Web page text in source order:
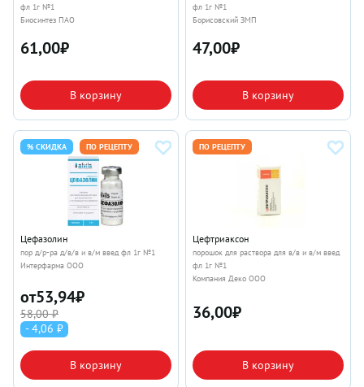
фл 1г №1
Биосинтез ПАО
61,00₽
В корзину
фл 1г №1
Борисовский ЗМП
47,00₽
В корзину
% СКИДКА ПО РЕЦЕПТУ
Цефазолин
пор д/р-ра д/в/в и в/м введ фл 1г №1
Интерфарма ООО
от53,94₽
58,00 ₽
- 4,06 ₽
В корзину
ПО РЕЦЕПТУ
Цефтриаксон
порошок для раствора для в/в и в/м введ
фл 1г №1
Компания Деко ООО
36,00₽
В корзину